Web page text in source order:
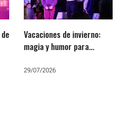
Vacaciones de invierno:
magia y humor para
29/07/2026